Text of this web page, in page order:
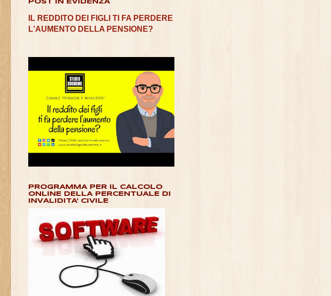
POST IN EVIDENZA
IL REDDITO DEI FIGLI TI FA PERDERE
L'AUMENTO DELLA PENSIONE?
PROGRAMMA PER IL CALCOLO
ONLINE DELLA PERCENTUALE DI
INVALIDITA' CIVILE